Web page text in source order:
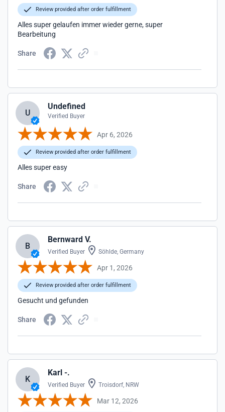
Review provided after order fulfillment
Alles super gelaufen immer wieder gerne, super
Bearbeitung
Share
U
Undefined
Verified Buyer
Apr 6, 2026
Review provided after order fulfillment
Alles super easy
Share
B
Bernward V.
Verified Buyer Söhlde, Germany
Apr 1, 2026
Review provided after order fulfillment
Gesucht und gefunden
Share
K
Karl -.
Verified Buyer Troisdorf, NRW
Mar 12, 2026